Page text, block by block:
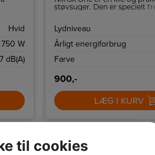
Hvid
750 W
dB(A)
støvsuger. Den er specielt
Lydniveau
Årligt energiforbrug
Farve
900,-
LÆG I KURV
til cookies